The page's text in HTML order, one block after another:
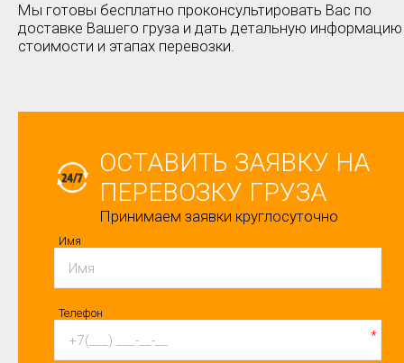
Мы готовы бесплатно проконсультировать Вас по
доставке Вашего груза и дать детальную
стоимости и этапах перевозки.
ОСТАВИТЬ ЗАЯВКУ НА
ПЕРЕВОЗКУ ГРУЗА
Принимаем заявки круглосуточно
Имя
Телефон
*